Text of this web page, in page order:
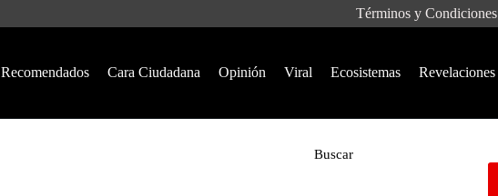
Términos y Condiciones
Recomendados Cara Ciudadana Opinión Viral Ecosistemas Revelaciones
Buscar